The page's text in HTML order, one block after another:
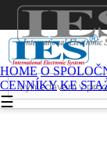
HOME O
CENNÍKY KE
☰